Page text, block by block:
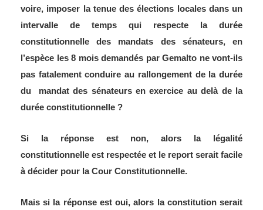
voire, imposer la tenue des élections locales dans un
intervalle de temps qui respecte la durée
constitutionnelle des mandats des sénateurs, en
l’espèce les 8 mois demandés par Gemalto ne vont-ils
pas fatalement conduire au rallongement de la durée
du mandat des sénateurs en exercice au delà de la
durée constitutionnelle ?
Si la réponse est non, alors la légalité
constitutionnelle est respectée et le report serait facile
à décider pour la Cour Constitutionnelle.
Mais si la réponse est oui, alors la constitution serait